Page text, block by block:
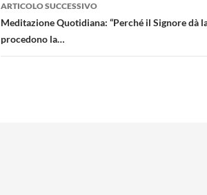
ARTICOLO SUCCESSIVO
Meditazione Quotidiana: “Perché il Signore dà
procedono la…